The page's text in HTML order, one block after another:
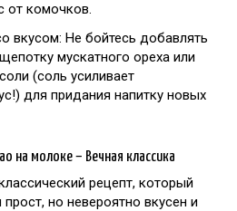
от комочков.
вкусом: Не бойтесь добавлять
мускатного ореха или
(соль усиливает
для придания напитку новых
на молоке – Вечная классика
рецепт, который
но невероятно вкусен и